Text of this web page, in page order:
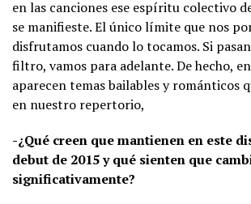
en las canciones ese espíritu colectivo
se manifieste. El único límite que nos
disfrutamos cuando lo tocamos. Si
filtro, vamos para adelante. De hecho,
aparecen temas bailables y románticos
en nuestro repertorio,
-¿Qué creen que mantienen en este
debut de 2015 y qué sienten que
significativamente?